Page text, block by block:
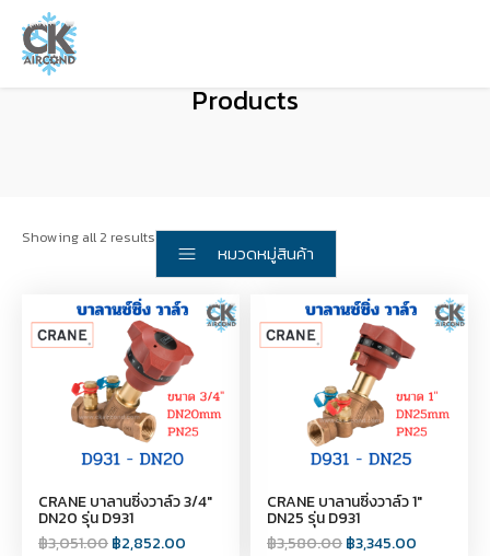
Products
Showing all 2 results
หมวดหมู่สินค้า
CRANE บาลานซิ่งวาล์ว 3/4"
DN20 รุ่น D931
฿3,051.00฿2,852.00
CRANE บาลานซิ่งวาล์ว 1"
DN25 รุ่น D931
฿3,580.00฿3,345.00